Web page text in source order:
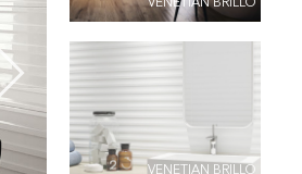
VENETIAN BRILLO
VENETIAN BRILLO